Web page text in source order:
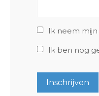
Ik neem
Ik ben nog
Inschrijven